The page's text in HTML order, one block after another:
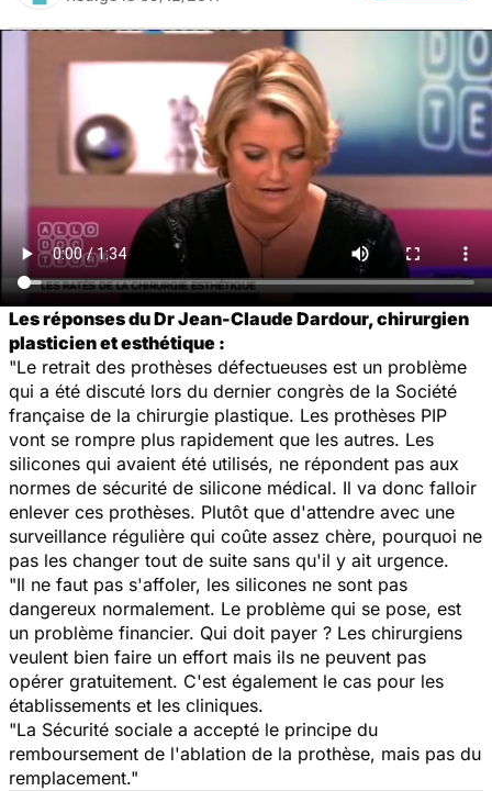
Les réponses du Dr Jean-Claude Dardour, chirurgien
plasticien et esthétique :
"Le retrait des prothèses défectueuses est un problème
qui a été discuté lors du dernier congrès de la Société
française de la chirurgie plastique. Les prothèses PIP
vont se rompre plus rapidement que les autres. Les
silicones qui avaient été utilisés, ne répondent pas aux
normes de sécurité de silicone médical. Il va donc falloir
enlever ces prothèses. Plutôt que d'attendre avec une
surveillance régulière qui coûte assez chère, pourquoi ne
pas les changer tout de suite sans qu'il y ait urgence.
"Il ne faut pas s'affoler, les silicones ne sont pas
dangereux normalement. Le problème qui se pose, est
un problème financier. Qui doit payer ? Les chirurgiens
veulent bien faire un effort mais ils ne peuvent pas
opérer gratuitement. C'est également le cas pour les
établissements et les cliniques.
"La Sécurité sociale a accepté le principe du
remboursement de l'ablation de la prothèse, mais pas du
remplacement."